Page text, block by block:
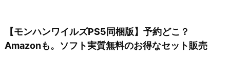
【モンハンワイルズPS5同梱版】予約どこ？
Amazonも。ソフト実質無料のお得なセット販売